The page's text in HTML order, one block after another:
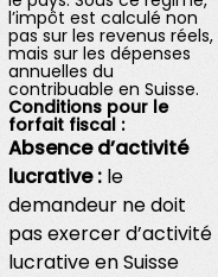
l’impôt est calculé non
pas sur les revenus réels,
mais sur les dépenses
annuelles du
contribuable en Suisse.
Conditions pour le
forfait fiscal :
Absence d’activité
lucrative :le
demandeur ne doit
pas exercer d’activité
lucrative en Suisse